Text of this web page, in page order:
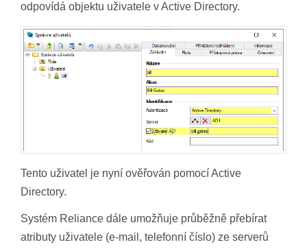
odpovídá objektu uživatele v Active Directory.
Tento uživatel je nyní ověřován pomocí Active
Directory.
Systém Reliance dále umožňuje průběžně přebírat
atributy uživatele (e-mail, telefonní číslo) ze serverů